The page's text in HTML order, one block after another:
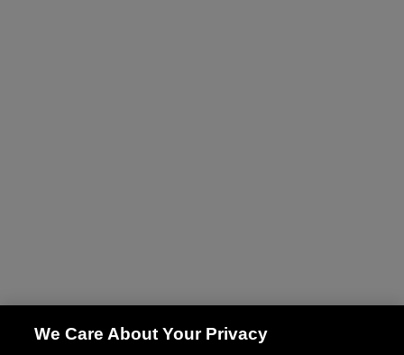
We Care About Your Privacy